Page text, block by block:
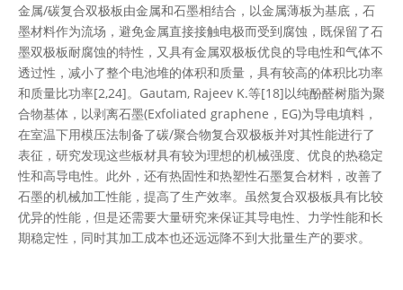
金属/碳复合双极板由金属和石墨相结合，以金属薄板为基底，石
墨材料作为流场，避免金属直接接触电极而受到腐蚀，既保留了石
墨双极板耐腐蚀的特性，又具有金属双极板优良的导电性和气体不
透过性，减小了整个电池堆的体积和质量，具有较高的体积比功率
和质量比功率[2,24]。Gautam, Rajeev K.等[18]以纯酚醛树脂为聚
合物基体，以剥离石墨(Exfoliated graphene，EG)为导电填料，
在室温下用模压法制备了碳/聚合物复合双极板并对其性能进行了
表征，研究发现这些板材具有较为理想的机械强度、优良的热稳定
性和高导电性。此外，还有热固性和热塑性石墨复合材料，改善了
石墨的机械加工性能，提高了生产效率。虽然复合双极板具有比较
优异的性能，但是还需要大量研究来保证其导电性、力学性能和长
期稳定性，同时其加工成本也还远远降不到大批量生产的要求。